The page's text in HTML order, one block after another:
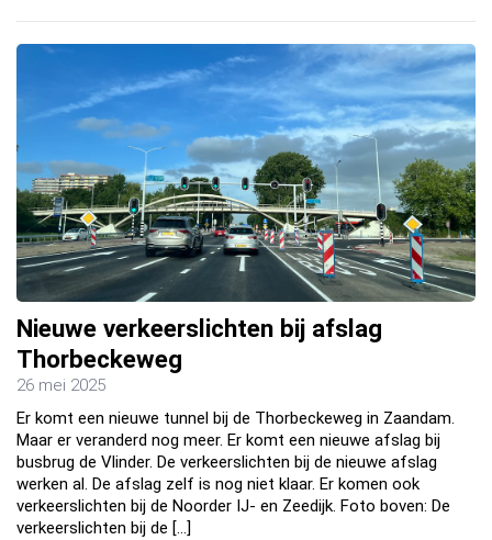
Nieuwe verkeerslichten bij afslag
Thorbeckeweg
26 mei 2025
Er komt een nieuwe tunnel bij de Thorbeckeweg in Zaandam.
Maar er veranderd nog meer. Er komt een nieuwe afslag bij
busbrug de Vlinder. De verkeerslichten bij de nieuwe afslag
werken al. De afslag zelf is nog niet klaar. Er komen ook
verkeerslichten bij de Noorder IJ- en Zeedijk. Foto boven: De
verkeerslichten bij de […]